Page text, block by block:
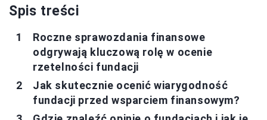
Spis treści
Roczne sprawozdania finansowe
odgrywają kluczową rolę w ocenie
rzetelności fundacji
Jak skutecznie ocenić wiarygodność
fundacji przed wsparciem finansowym?